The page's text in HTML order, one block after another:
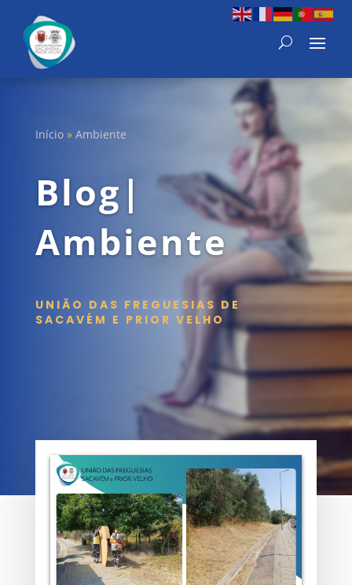
Início» Ambiente
Blog|
Ambiente
UNIÃO DAS FREGUESIAS DE
SACAVÉM E PRIOR VELHO